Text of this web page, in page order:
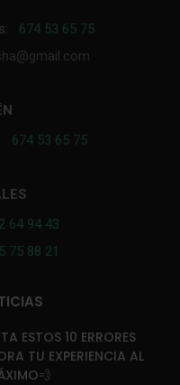
674 53 65 75
674 53 65 75
64 94 43
75 88 21
ESTOS 10 ERRORES
TU EXPERIENCIA AL